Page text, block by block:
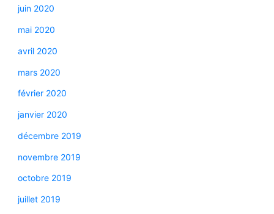
juin 2020
mai 2020
avril 2020
mars 2020
février 2020
janvier 2020
décembre 2019
novembre 2019
octobre 2019
juillet 2019